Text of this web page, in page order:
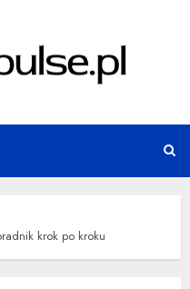
krok po kroku